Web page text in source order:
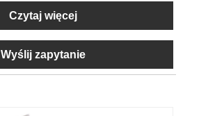
Czytaj więcej
Wyślij zapytanie